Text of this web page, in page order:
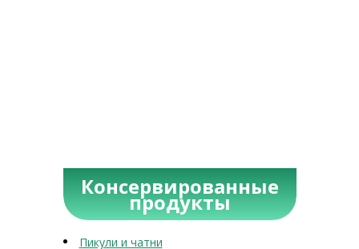
Консервированные
продукты
Пикули и чатни